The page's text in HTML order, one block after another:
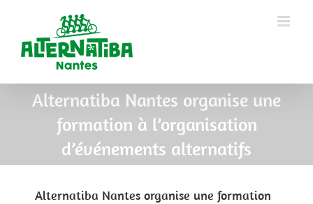
Alternatiba Nantes organise une
formation à l’organisation
d’événements alternatifs
Alternatiba Nantes organise une formation